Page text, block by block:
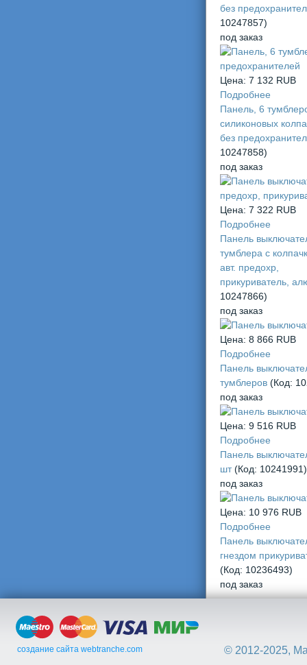
без
10247857)
под заказ
Цена: 7 132 RUB
Подробнее
Панель, 6
силиконовых
без
10247858)
под заказ
Цена: 7 322 RUB
Подробнее
Панель
тумблера с
авт. предохр,
прикуриватель,
10247866)
под заказ
Цена: 8 866 RUB
Подробнее
Панель
тумблеров (Код:
под заказ
Цена: 9 516 RUB
Подробнее
Панель
шт(Код: 10241991)
под заказ
Цена: 10 976 RUB
Подробнее
Панель
гнездом
(Код: 10236493)
под заказ
© 2012-2025,
создание сайта webtranche.com